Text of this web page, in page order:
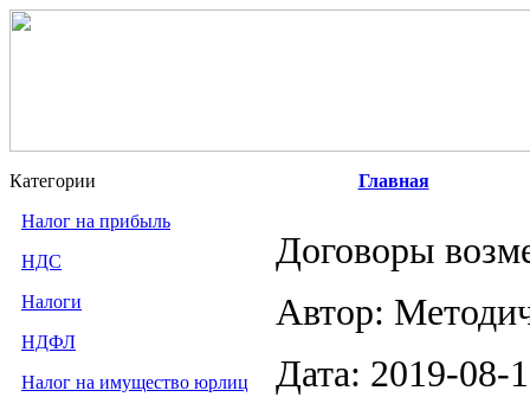
Категории
Налог на прибыль
НДС
Налоги
НДФЛ
Налог на имущество юрлиц
Главная
Договоры
Автор:
Дата: 2019-08-